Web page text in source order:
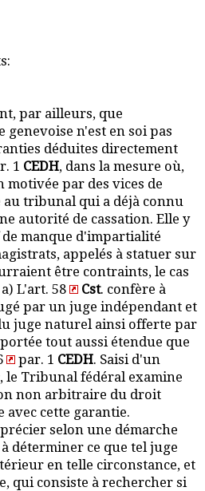
par ailleurs, que
n'est en soi pas
déduites directement
1 CEDH, dans la mesure où,
motivée par des vices de
au tribunal qui a déjà connu
autorité de cassation. Elle y
manque d'impartialité
appelés à statuer sur
être contraints, le cas
L'art. 58
Cst. confère à
par un juge indépendant et
juge naturel ainsi offerte par
tout aussi étendue que
par. 1 CEDH. Saisi d'un
Tribunal fédéral examine
non arbitraire du droit
avec cette garantie.
selon une démarche
déterminer ce que tel juge
en telle circonstance, et
qui consiste à rechercher si